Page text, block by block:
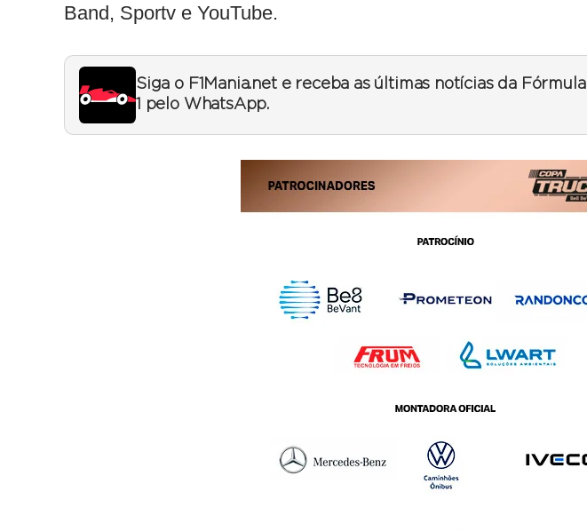
Band, Sportv e YouTube.
Siga o F1Mania.net e receba as últimas notícias da Fórmula
1 pelo WhatsApp.